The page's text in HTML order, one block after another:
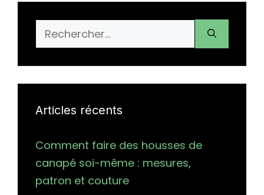
Rechercher :
Articles récents
Comment faire des housses de
canapé soi-même : mesures,
patron et couture